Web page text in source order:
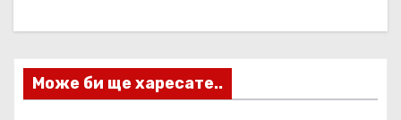
и
яМоже би ще харесате..